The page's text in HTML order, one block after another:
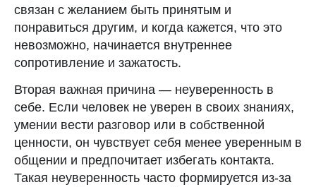
связан с желанием быть принятым и
понравиться другим, и когда кажется, что это
невозможно, начинается внутреннее
сопротивление и зажатость.
Вторая важная причина — неуверенность в
себе. Если человек не уверен в своих знаниях,
умении вести разговор или в собственной
ценности, он чувствует себя менее уверенным в
общении и предпочитает избегать контакта.
Такая неуверенность часто формируется из-за